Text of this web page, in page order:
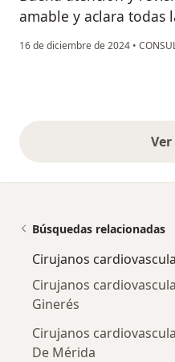
amable y aclara todas
16 de diciembre de 2024 •
Búsquedas relacionadas
Cirujanos
Cirujanos
Ginerés
Cirujanos
De Mérida